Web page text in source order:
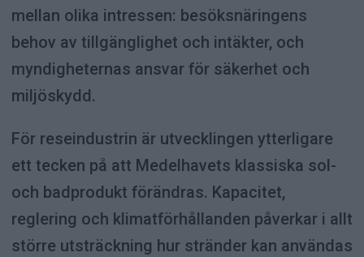
mellan olika intressen: besöksnäringens
behov av tillgänglighet och intäkter, och
myndigheternas ansvar för säkerhet och
miljöskydd.
För reseindustrin är utvecklingen ytterligare
ett tecken på att Medelhavets klassiska sol-
och badprodukt förändras. Kapacitet,
reglering och klimatförhållanden påverkar i allt
större utsträckning hur stränder kan användas